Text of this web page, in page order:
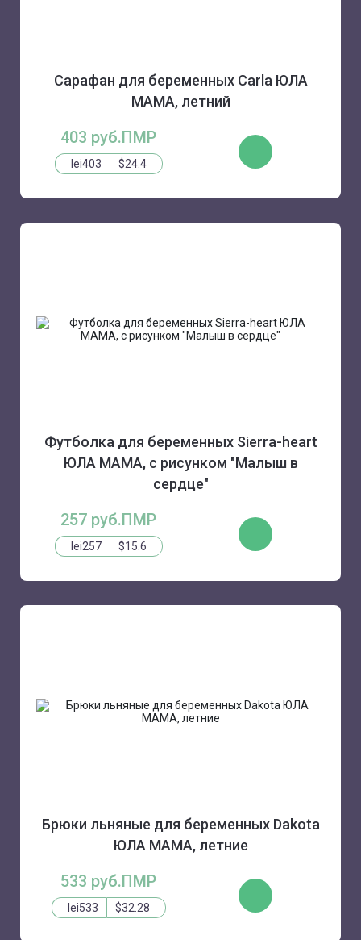
Сарафан для беременных Carla ЮЛА
МАМА, летний
403 руб.ПМР
lei403 $24.4
КУПИТЬ
Футболка для беременных Sierra-heart
ЮЛА МАМА, с рисунком "Малыш в
сердце"
257 руб.ПМР
lei257 $15.6
КУПИТЬ
Брюки льняные для беременных Dakota
ЮЛА МАМА, летние
533 руб.ПМР
lei533 $32.28
КУПИТЬ